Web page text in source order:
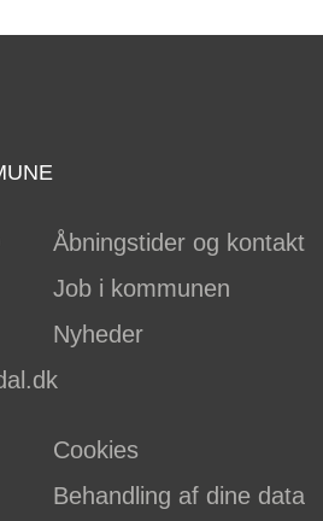
Åbningstider og kontakt
Job i kommunen
Nyheder
Cookies
Behandling af dine data